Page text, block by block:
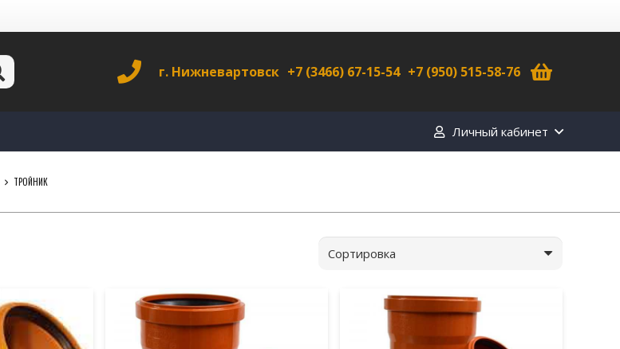
г. Нижневартовск +7 (3466) 67-15-54 +7 (950) 515-58-76
Личный кабинет
ТРОЙНИК